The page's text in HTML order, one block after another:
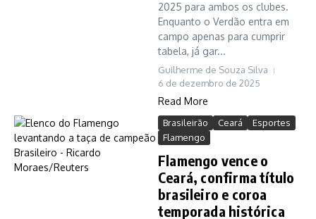
2025 para ambos os clubes.
Enquanto o Verdão entra em
campo apenas para cumprir
tabela, já gar...
Guilherme de Souza Silva
6 de dezembro de 2025
Read More
Brasileirão Ceará
Esportes
Flamengo
Flamengo vence o
Ceará, confirma título
brasileiro e coroa
temporada histórica